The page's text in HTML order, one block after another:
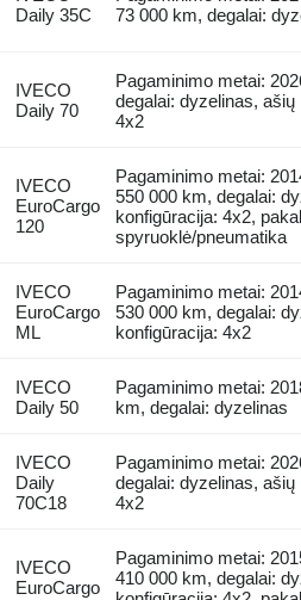
Daily 35C
73 000 km, degalai:
IVECO
Daily 70
Pagaminimo metai:
degalai: dyzelinas, ašių
4x2
IVECO
EuroCargo
120
Pagaminimo metai:
550 000 km, degalai:
konfigūracija: 4x2,
spyruoklė/pneumatika
IVECO
EuroCargo
ML
Pagaminimo metai:
530 000 km, degalai:
konfigūracija: 4x2
IVECO
Daily 50
Pagaminimo metai:
km, degalai: dyzelinas
IVECO
Daily
70C18
Pagaminimo metai:
degalai: dyzelinas, ašių
4x2
IVECO
EuroCargo
Pagaminimo metai:
410 000 km, degalai: